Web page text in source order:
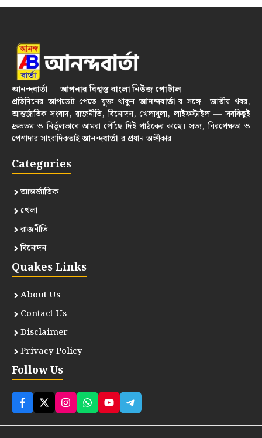
আনন্দবার্তা — আপনার বিশ্বস্ত বাংলা নিউজ পোর্টাল
প্রতিদিনের আপডেট পেতে যুক্ত থাকুনআনন্দবার্তা-র সঙ্গে। জাতীয় খবর,
আন্তর্জাতিক সংবাদ, রাজনীতি, বিনোদন, খেলাধুলা, লাইফস্টাইল — সবকিছুই
দ্রুততম ও নির্ভুলভাবে আমরা পৌঁছে দিই পাঠকের কাছে। সত্য, নিরপেক্ষতা ও
পেশাদার সাংবাদিকতাইআনন্দবার্তা-র প্রধান অঙ্গীকার।
Categories
আন্তর্জাতিক
খেলা
রাজনীতি
বিনোদন
Quakes Links
About Us
Contact Us
Disclaimer
Privacy Policy
Follow Us